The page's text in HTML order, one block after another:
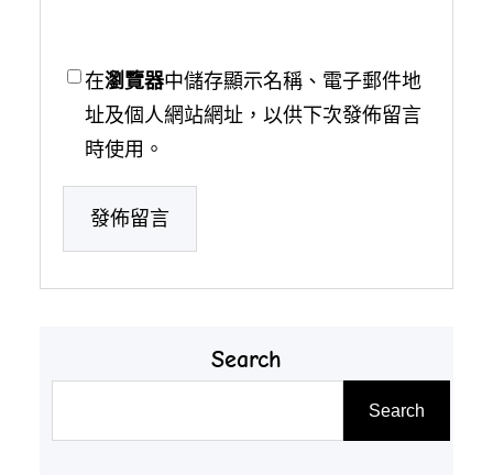
在瀏覽器中儲存顯示名稱、電子郵件地
址及個人網站網址，以供下次發佈留言
時使用。
Search
Search